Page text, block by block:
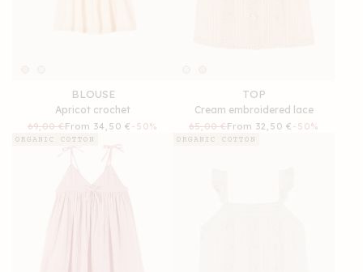
BLOUSE
Apricot crochet
Regular
price
69,00 €
Sale
price
From 34,50 € -50%
TOP
Cream embroidered lace
Regular
price
65,00 €
Sale
price
From 32,50 € -50%
ORGANIC COTTON ORGANIC COTTON